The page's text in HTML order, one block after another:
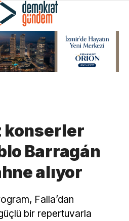
konserler
Barragán
alıyor
Falla’dan
bir repertuvarla